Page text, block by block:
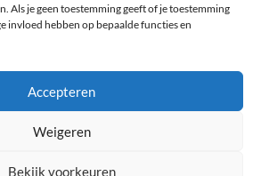
Als je geen toestemming geeft of je toestemming
invloed hebben op bepaalde functies en
Accepteren
Weigeren
Bekijk voorkeuren
| WordPress | © Copyright All right reserved